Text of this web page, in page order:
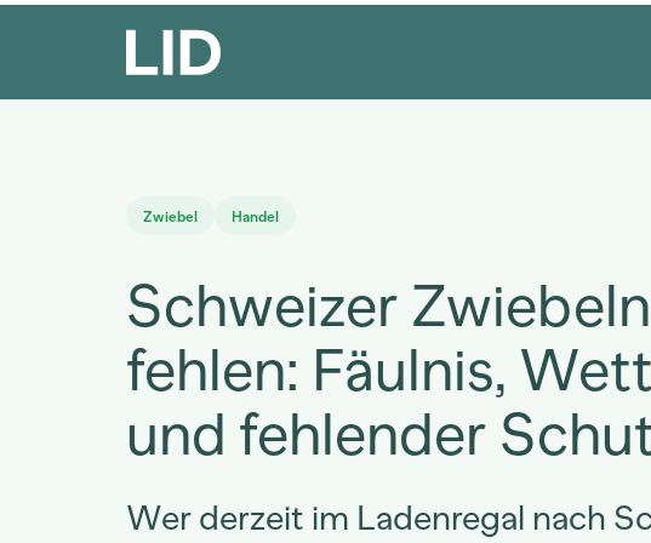
Zwiebel Handel
Schweizer Zwiebeln
fehlen: Fäulnis,
und fehlender
Wer derzeit im Ladenregal nach